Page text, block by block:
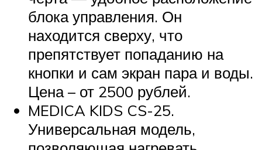
блока управления. Он
находится сверху, что
препятствует попаданию на
кнопки и сам экран пара и воды.
Цена – от 2500 рублей.
MEDICA KIDS CS-25.
Универсальная модель,